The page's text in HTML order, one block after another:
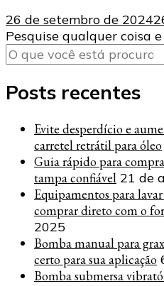
26 de setembro de 2024
Procurando
algo?
Pesquise qualquer coisa
Posts recentes
Evite desperdício e
carretel retrátil para óleo
Guia rápido para
tampa confiável 21 de
Equipamentos para
comprar direto com o
2025
Bomba manual para
certo para sua aplicação
Bomba submersa